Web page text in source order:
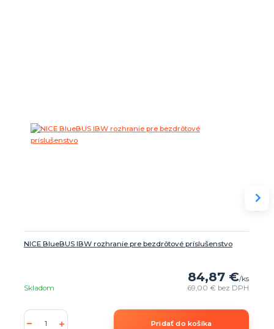
NICE BlueBUS IBW rozhranie pre bezdrôtové príslušenstvo
84,87 €/ks
69,00 € bez DPH
Skladom
Pridať do košíka